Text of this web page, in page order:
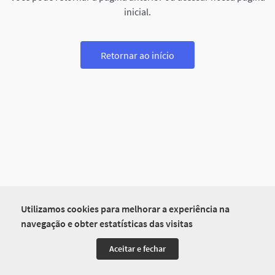
Utilizamos cookies para melhorar a experiência na
navegação e obter estatísticas das visitas
Aceitar e fechar
inicial.
Retornar ao início